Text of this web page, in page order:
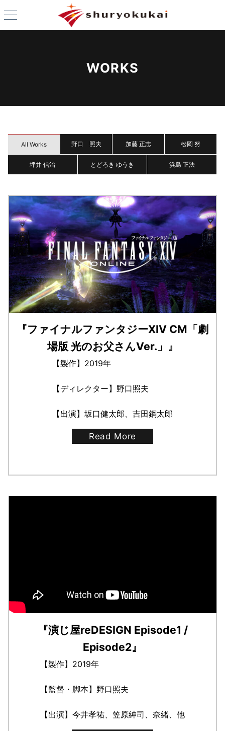
WORKS
All Works 野口 照夫 加藤 正志 松岡 努
坪井 信治 とどろき ゆうき 浜島 正法
『ファイナルファンタジーXIV CM「劇
場版 光のお父さんVer.」』
【製作】2019年
【ディレクター】野口照夫
【出演】坂口健太郎、吉田鋼太郎
Read More
『演じ屋reDESIGN Episode1 /
Episode2』
【製作】2019年
【監督・脚本】野口照夫
【出演】今井孝祐、笠原紳司、奈緒、他